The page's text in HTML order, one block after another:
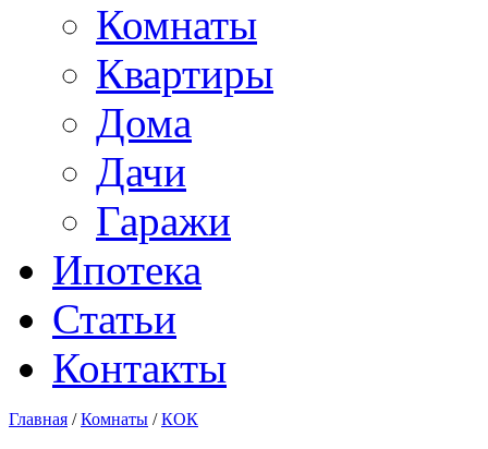
Комнаты
Квартиры
Дома
Дачи
Гаражи
Ипотека
Статьи
Контакты
Главная /Комнаты /КОК